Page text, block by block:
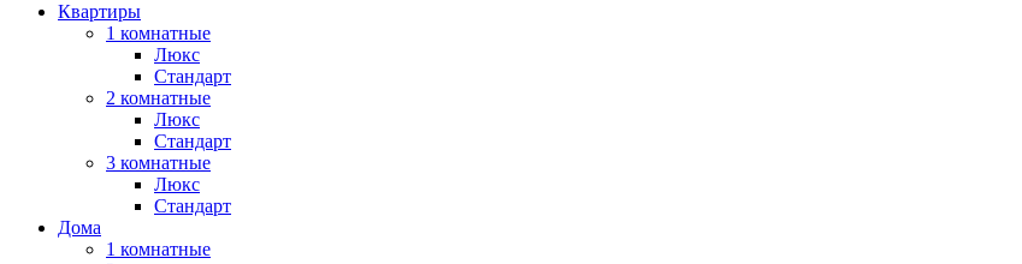
Квартиры
1 комнатные
Люкс
Стандарт
2 комнатные
Люкс
Стандарт
3 комнатные
Люкс
Стандарт
Дома
1 комнатные